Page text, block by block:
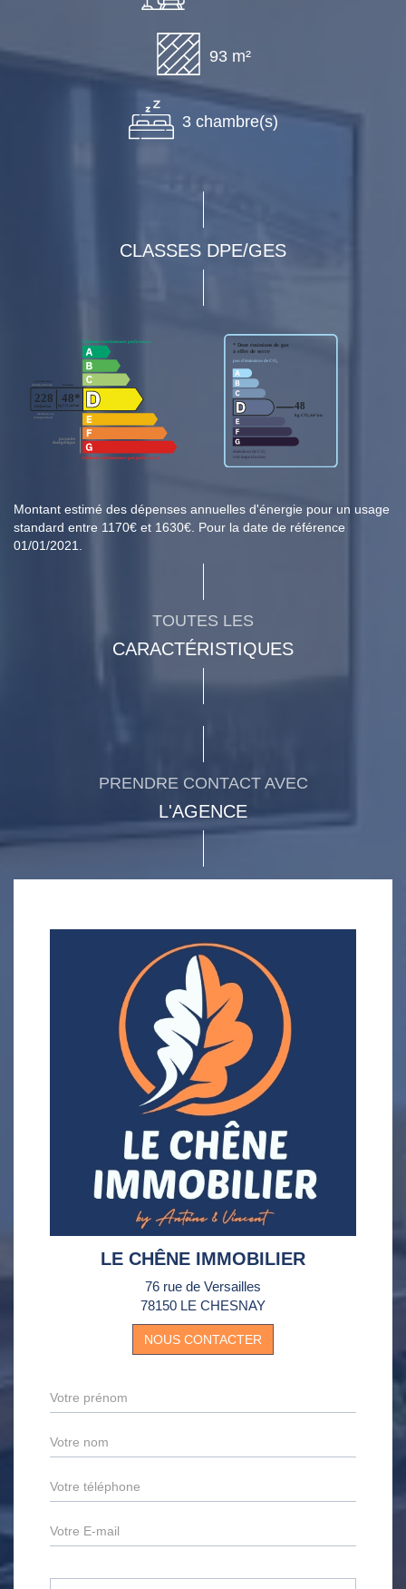
93 m²
3 chambre(s)
CLASSES DPE/GES
Montant estimé des dépenses annuelles d'énergie pour un usage
standard entre 1170€ et 1630€. Pour la date de référence
01/01/2021.
TOUTES LES
CARACTÉRISTIQUES
PRENDRE CONTACT AVEC
L'AGENCE
LE CHÊNE IMMOBILIER
76 rue de Versailles
78150 LE CHESNAY
NOUS CONTACTER